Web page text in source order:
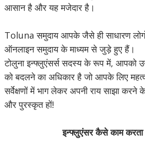
आसान है और यह मजेदार है।
Toluna समुदाय आपके जैसे ही साधारण
ऑनलाइन समुदाय के माध्यम से जुड़े हुए हैं।
टोलुना इन्फ्लुएंसर्स सदस्य के रूप में, आपको
को बदलने का अधिकार है जो आपके लिए
सर्वेक्षणों में भाग लेकर अपनी राय साझा करने
और पुरस्कृत हों!
इन्फ्लुएंसर कैसे काम करता